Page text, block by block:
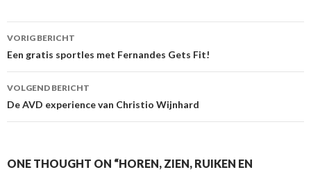
Berichtnavigatie
VORIG BERICHT
Een gratis sportles met Fernandes Gets Fit!
VOLGEND BERICHT
De AVD experience van Christio Wijnhard
ONE THOUGHT ON “HOREN, ZIEN, RUIKEN EN